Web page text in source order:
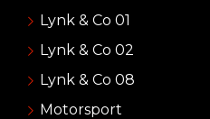
Lynk & Co 01
Lynk & Co 02
Lynk & Co 08
Motorsport